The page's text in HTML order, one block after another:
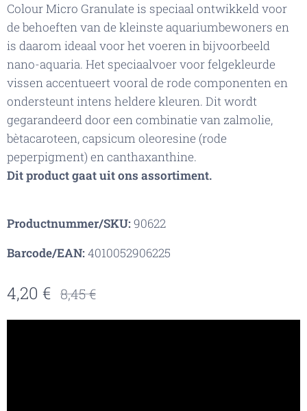
Colour Micro Granulate is speciaal ontwikkeld voor
de behoeften van de kleinste aquariumbewoners en
is daarom ideaal voor het voeren in bijvoorbeeld
nano-aquaria. Het speciaalvoer voor felgekleurde
vissen accentueert vooral de rode componenten en
ondersteunt intens heldere kleuren. Dit wordt
gegarandeerd door een combinatie van zalmolie,
bètacaroteen, capsicum oleoresine (rode
peperpigment) en canthaxanthine.
Dit product gaat uit ons assortiment.
Productnummer/SKU:90622
Barcode/EAN:4010052906225
4,20 € 8,45€